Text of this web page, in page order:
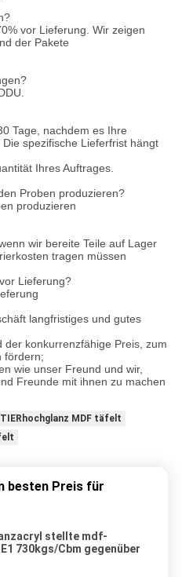
vor Lieferung. Wir zeigen
der Pakete
Tage, nachdem es Ihre
spezifische Lieferfrist hängt
Ihres Auftrages.
Proben produzieren?
produzieren
wir bereite Teile auf Lager
tragen müssen
Lieferung?
langfristiges und gutes
konkurrenzfähige Preis, zum
fördern;
wie unser Freund und wir,
Freunde mit ihnen zu machen
MDF täfelt
besten Preis für
stellte mdf-
730kgs/Cbm gegenüber